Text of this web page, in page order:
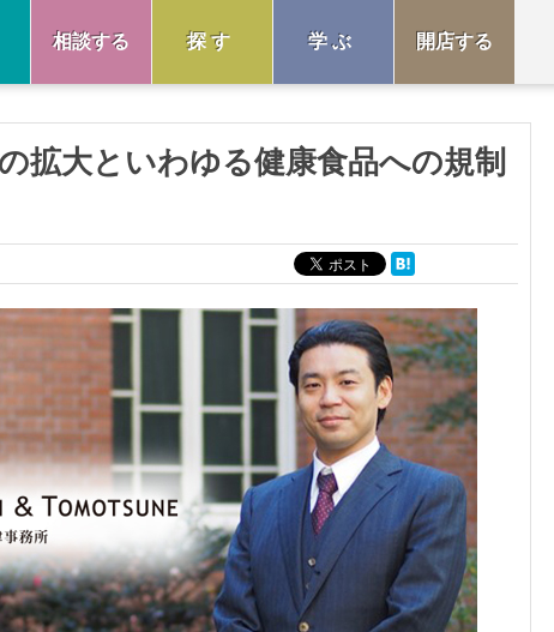
相談する 探す 学ぶ 開店する
拡大といわゆる健康食品への規制